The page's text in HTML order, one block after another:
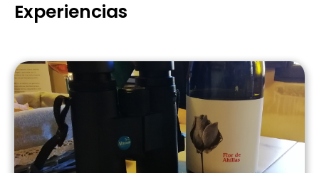
Experiencias